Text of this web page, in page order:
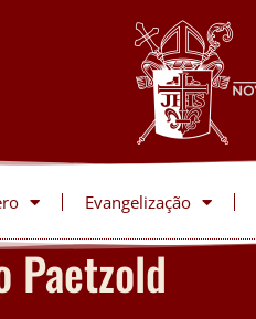
Evangelização
Paetzold